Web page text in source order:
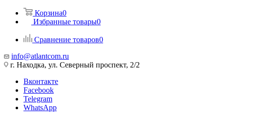
Корзина0
Избранные товары0
Сравнение товаров0
info@atlantcom.ru
г. Находка, ул. Северный проспект, 2/2
Вконтакте
Facebook
Telegram
WhatsApp